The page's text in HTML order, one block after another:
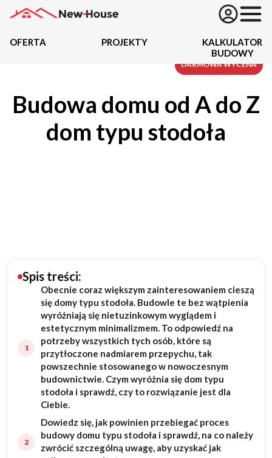
Oferta
Budowa domu
Rezydencje
Rozbudowa
Remonty
Budynki biurowe
Realizacje
OFERTA PROJEKTY
KALKULATOR
BUDOWY
Budowa domu od A do Z
dom typu stodoła
Spis treści:
Obecnie coraz większym zainteresowaniem cieszą
się domy typu stodoła. Budowle te bez wątpienia
wyróżniają się nietuzinkowym wyglądem i
estetycznym minimalizmem. To odpowiedź na
potrzeby wszystkich tych osób, które są
przytłoczone nadmiarem przepychu, tak
powszechnie stosowanego w nowoczesnym
budownictwie. Czym wyróżnia się dom typu
stodoła i sprawdź, czy to rozwiązanie jest dla
Ciebie.
Dowiedz się, jak powinien przebiegać proces
budowy domu typu stodoła i sprawdź, na co należy
zwrócić szczególną uwagę, aby uzyskać jak
DARMOWA WYCENA